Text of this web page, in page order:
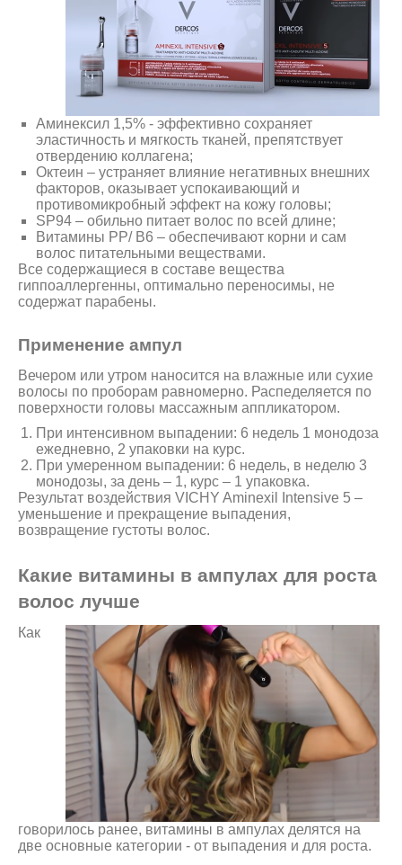
Аминексил 1,5% - эффективно сохраняет
эластичность и мягкость тканей, препятствует
отвердению коллагена;
Октеин – устраняет влияние негативных внешних
факторов, оказывает успокаивающий и
противомикробный эффект на кожу головы;
SP94 – обильно питает волос по всей длине;
Витамины РР/ В6 – обеспечивают корни и сам
волос питательными веществами.
Все содержащиеся в составе вещества
гиппоаллергенны, оптимально переносимы, не
содержат парабены.
Применение ампул
Вечером или утром наносится на влажные или сухие
волосы по проборам равномерно. Распеделяется по
поверхности головы массажным аппликатором.
При интенсивном выпадении: 6 недель 1 монодоза
ежедневно, 2 упаковки на курс.
При умеренном выпадении: 6 недель, в неделю 3
монодозы, за день – 1, курс – 1 упаковка.
Результат воздействия VICHY Aminexil Intensive 5 –
уменьшение и прекращение выпадения,
возвращение густоты волос.
Какие витамины в ампулах для роста
волос лучше
Как
говорилось ранее, витамины в ампулах делятся на
две основные категории - от выпадения и для роста.